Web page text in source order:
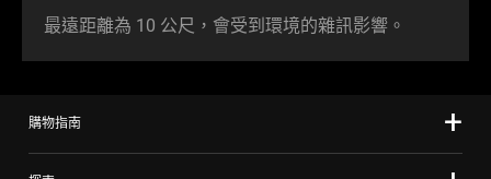
最遠距離為 10 公尺，會受到環境的雜訊影響。
購物指南